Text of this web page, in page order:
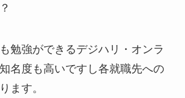
勉強ができるデジハリ・オンラ
名度も高いですし各就職先への
ます。